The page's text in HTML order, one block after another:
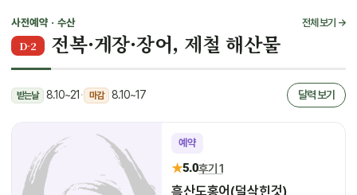
사전예약 · 수산 전체 보기 →
D-2 전복·게장·장어, 제철 해산물
받는날 8.10~21 · 마감 8.10~17 달력 보기
예약
★5.0후기 1
흑산도홍어(덜삭힌것)